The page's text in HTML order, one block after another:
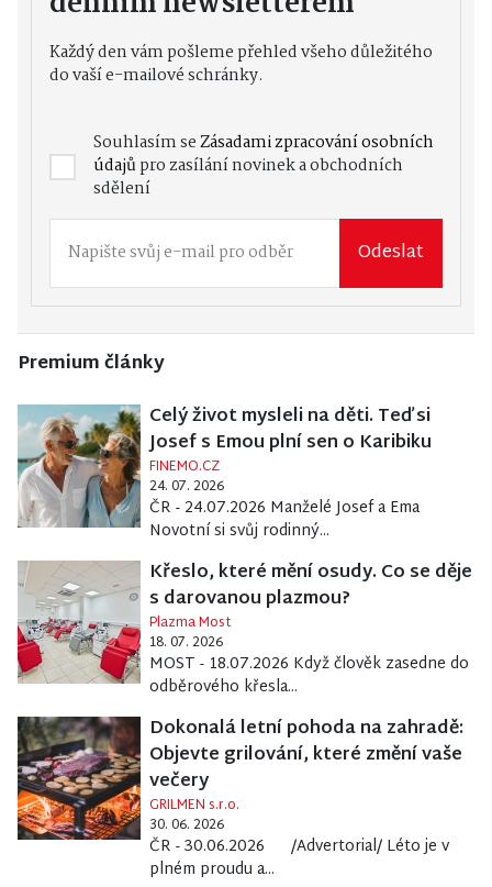
Každý den vám pošleme přehled všeho důležitého
do vaší e-mailové schránky.
Souhlasím seZásadami zpracování osobních
údajůpro zasílání novinek a obchodních
sdělení
Odeslat
Premium články
Celý život mysleli na děti. Teď si
Josef s Emou plní sen o Karibiku
FINEMO.CZ
24. 07. 2026
ČR - 24.07.2026 Manželé Josef a Ema
Novotní si svůj rodinný...
Křeslo, které mění osudy. Co se děje
s darovanou plazmou?
Plazma Most
18. 07. 2026
MOST - 18.07.2026 Když člověk zasedne do
odběrového křesla...
Dokonalá letní pohoda na zahradě:
Objevte grilování, které změní vaše
večery
GRILMEN s.r.o.
30. 06. 2026
ČR - 30.06.2026 /Advertorial/ Léto je v
plném proudu a...